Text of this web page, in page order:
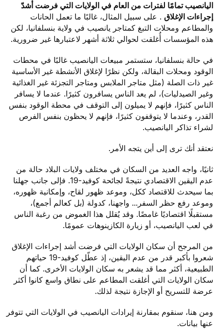
اليانصيب تمامًا لفترات من العام في الولايات التي فرضت أشدّ
إجراءات الإغلاق. على سبيل المثال، غالبًا ما تعمل الحانات
والمطاعم ومحلات التبغ كمتاجر يانصيب في ولاية بنسلفانيا، لكن
هذه المؤسسات أُغلقت لحوالي ثلاثة أشهر لاعتبارها غير ضرورية.
في حالة بنسلفانيا، ستستمر مبيعات اليانصيب غالبًا في محطات
الوقود ومحلات البقالة، ولكن نظرًا لإغلاق الأنشطة غير الأساسية
غير ذات الصلة (مثل متاجر الملابس ومتاجر التجزئة غير الغذائية
وغير الصيدليات)، لم يعد الناس يسافرون كثيرًا. عندما لا يسافر
الناس كثيرًا، فإنهم لا يميلون إلى التوقف في محطة الوقود بنفس
القدر، وعندما لا يتوقفون كثيرًا، فإنهم لا يحظون بنفس الفرص
لشراء تذاكر اليانصيب.
نعتقد أنك ترى إلى أين يتجه الأمر.
ثانيًا، واجه العديد من السكان في مختلف ولايات البلاد حالة من
عدم اليقين الاقتصادي نتيجةً لجائحة كوفيد-19. فإلى جانب جهلنا
بما سيحدث للاقتصاد ككل، وموعد ظهور لقاح، وإمكانية ظهوره،
وموعد رفع حظر السفر... واجهنا، كدولة (بل كعالم أجمع)،
مستقبلًا اقتصاديًا غامضًا. وقد يُقلل هذا الغموض من رغبة الناس
في لعب اليانصيب، أو زيارة الكازينوهات عمومًا.
من المرجح أن سكان الولايات التي فرضت أشد إجراءات الإغلاق
شعروا بأكبر قدر من عدم اليقين، إذ عطّل كوفيد-19 حياتهم
الطبيعية، أكثر مما قد يشعر به سكان الولايات الأخرى. كما أن
سكان الولايات التي أغلقت المطاعم على نطاق واسع كانوا أكثر
عرضة للتسريح أو الإجازة نتيجة لذلك.
ومن هنا، سنقوم بمقارنة إيرادات اليانصيب في الولايات التي تتوفر
عنها بيانات.